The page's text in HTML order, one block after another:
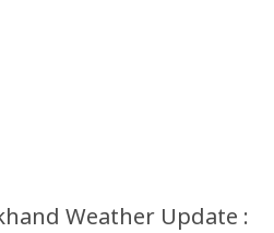
Weather Update :